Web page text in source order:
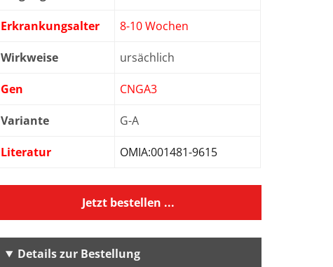
Erkrankungsalter 8-10 Wochen
Wirkweise ursächlich
Gen CNGA3
Variante G-A
Literatur OMIA:001481-9615
Jetzt bestellen ...
Details zur Bestellung